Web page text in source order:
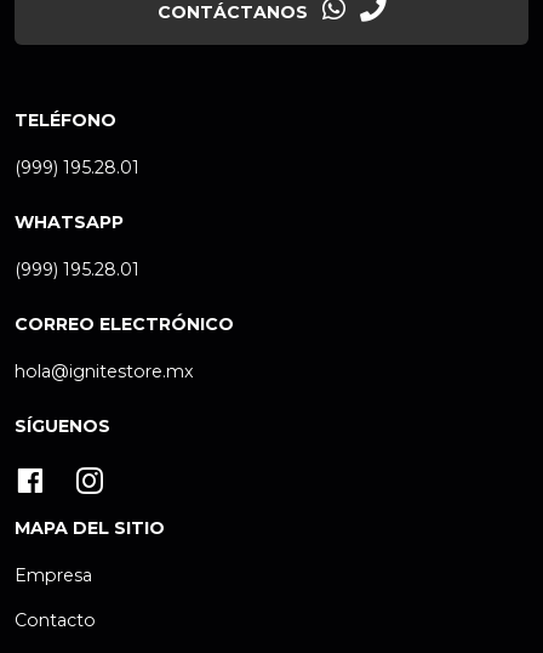
CONTÁCTANOS
TELÉFONO
(999) 195.28.01
WHATSAPP
(999) 195.28.01
CORREO ELECTRÓNICO
hola@ignitestore.mx
SÍGUENOS
MAPA DEL SITIO
Empresa
Contacto